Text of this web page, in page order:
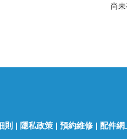
尚
則 | 隱私政策 | 預約維修 | 配件網